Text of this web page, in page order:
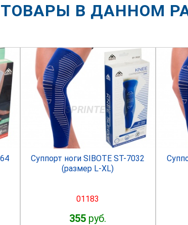
В ДАННОМ
SPRINTER
Суппорт ноги SIBOTE ST-7032
(размер L-XL)
01183
355 руб.